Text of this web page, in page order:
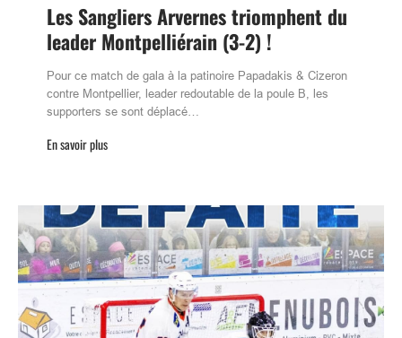
Les Sangliers Arvernes triomphent du
leader Montpelliérain (3-2) !
Pour ce match de gala à la patinoire Papadakis & Cizeron
contre Montpellier, leader redoutable de la poule B, les
supporters se sont déplacé…
En savoir plus